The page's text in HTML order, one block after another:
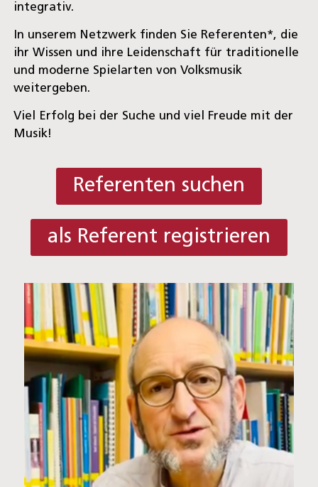
integrativ.
In unserem Netzwerk finden Sie Referenten*, die
ihr Wissen und ihre Leidenschaft für traditionelle
und moderne Spielarten von Volksmusik
weitergeben.
Viel Erfolg bei der Suche und viel Freude mit der
Musik!
Referenten suchen
als Referent registrieren